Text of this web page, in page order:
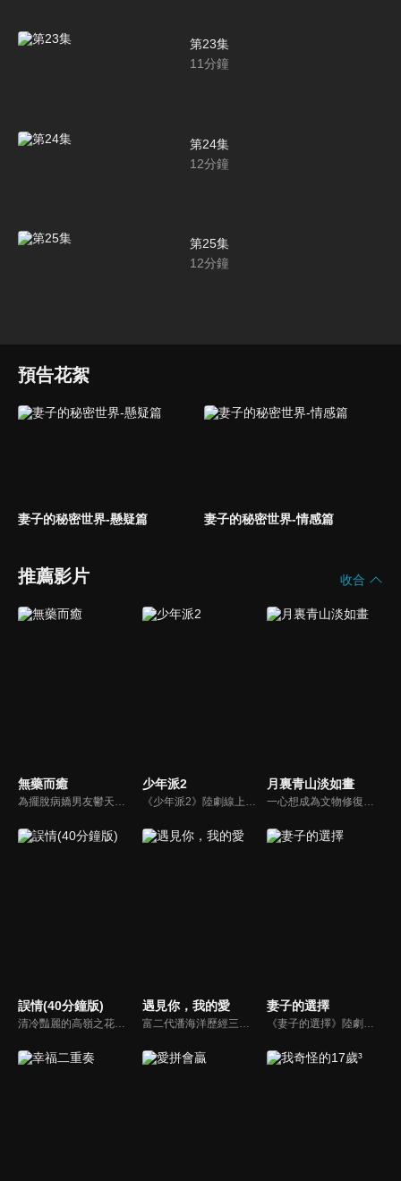
第23集
11分鐘
第24集
12分鐘
第25集
12分鐘
預告花絮
妻子的秘密世界-懸疑篇 妻子的秘密世界-情感篇
推薦影片 收合
無藥而癒 少年派2 月裏青山淡如畫
誤情(40分鐘版)
清冷豔麗的高嶺之花江時淺在遭受霸淩、暴力等一系列事件後，華麗蛻變逆襲歸來，用一場精心策劃強勢開啟自己的復仇之路，最終收穫內心救贖與愛情的故事。
遇見你，我的愛
富二代潘海洋歷經三次失敗婚姻，認為金錢阻礙愛情。唯第一任妻子陸雪怡真心待他。好友伊軒勸他隱藏身份。他在酒吧對芭蕾舞演員韓夢瑤一見鍾情。便化身業務經理與她相戀。熱戀中潘海洋決定娶韓夢瑤，卻在婚前發現韓夢瑤三年前曾是自己公司員工，進而揭開伊軒與韓夢瑤為還債設局圖謀他財產的陰謀...
妻子的選擇
《妻子的選擇》陸劇線上看。家庭主婦方糖在發現丈夫高家為疑似背叛後，隨之剝繭抽絲般一步步揭開自己婚姻糖衣下的真相，從陷入懷疑到直面真相，再到自我救贖涅槃重生的女性勵志成長故事 。